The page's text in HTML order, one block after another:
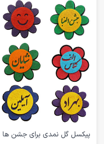
پیکسل گل نمدی برای جشن ها